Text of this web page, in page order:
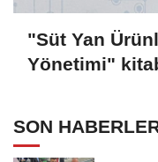
"Süt Yan
Yönetimi"
SON